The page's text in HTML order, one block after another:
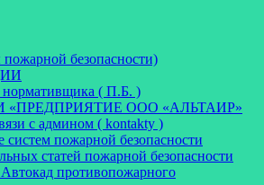
безопасности)
нормативщика ( П.Б. )
ООО «АЛЬТАИР»
с админом ( kontakty )
систем пожарной безопасности
статей пожарной безопасности
противопожарного